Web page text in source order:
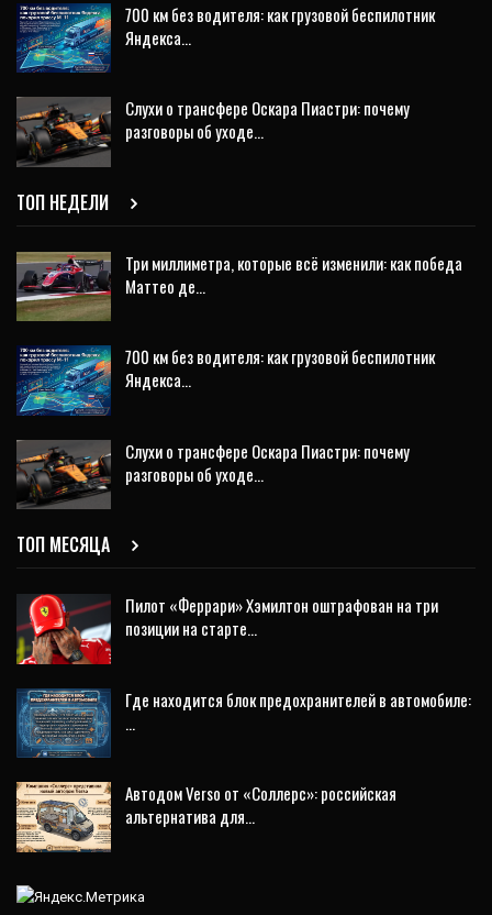
700 км без водителя: как грузовой беспилотник
Яндекса…
Слухи о трансфере Оскара Пиастри: почему
разговоры об уходе…
ТОП НЕДЕЛИ
Три миллиметра, которые всё изменили: как победа
Маттео де…
700 км без водителя: как грузовой беспилотник
Яндекса…
Слухи о трансфере Оскара Пиастри: почему
разговоры об уходе…
ТОП МЕСЯЦА
Пилот «Феррари» Хэмилтон оштрафован на три
позиции на старте…
Где находится блок предохранителей в автомобиле:
…
Автодом Verso от «Соллерс»: российская
альтернатива для…